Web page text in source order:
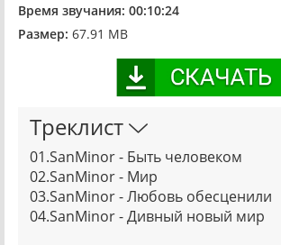
Время звучания: 00:10:24
Размер: 67.91 MB
Треклист
01.SanMinor - Быть человеком
02.SanMinor - Мир
03.SanMinor - Любовь обесценили
04.SanMinor - Дивный новый мир